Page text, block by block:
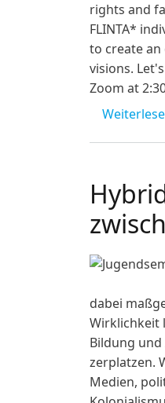
rights and
FLINTA*
to create an
visions.
Zoom at
dabei
Wirklichkeit
Bildung
zerplatzen.
Medien,